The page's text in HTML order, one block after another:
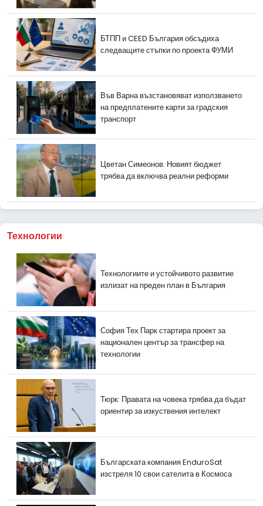
БТПП и CEED България обсъдиха
следващите стъпки по проекта ФУМИ
Във Варна възстановяват използването
на предплатените карти за градския
транспорт
Цветан Симеонов: Новият бюджет
трябва да включва реални реформи
Технологии
Технологиите и устойчивото развитие
излизат на преден план в България
София Тех Парк стартира проект за
национален център за трансфер на
технологии
Тюрк: Правата на човека трябва да бъдат
ориентир за изкуствения интелект
Българската компания EnduroSat
изстреля 10 свои сателита в Космоса